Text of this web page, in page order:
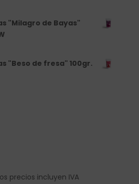
"Milagro de Bayas"
"Beso de fresa" 100gr.
precios incluyen IVA